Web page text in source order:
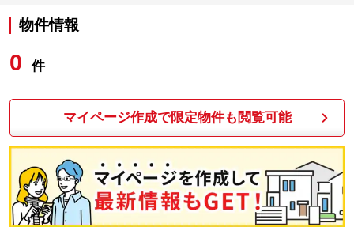
物件情報
0 件
マイページ作成で限定物件も閲覧可能